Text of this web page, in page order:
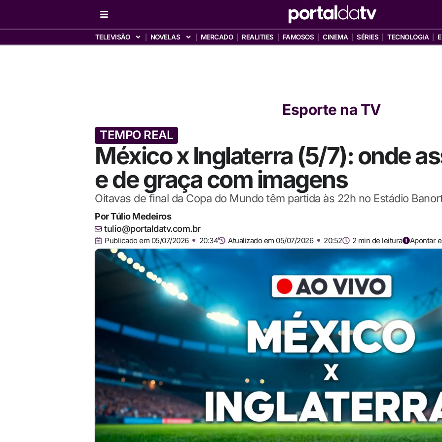
TELEVISÃO NOVELAS MERCADO REALITIES FAMOSOS CINEMA SÉRIES TECNOLOGIA
Esporte na TV
TEMPO REAL
México x Inglaterra (5/7): onde
e de graça com imagens
Oitavas de final da Copa do Mundo têm partida às 22h no Estádio
PorTúlio Medeiros
tulio@portaldatv.com.br
Publicado em 05/07/2026 20:34 Atualizado em 05/07/2026 20:52 2 min de leitura Apontar